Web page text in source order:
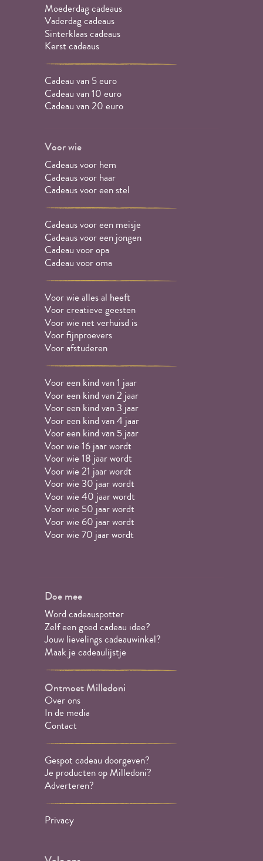
Moederdag cadeaus
Vaderdag cadeaus
Sinterklaas cadeaus
Kerst cadeaus
Cadeau van 5 euro
Cadeau van 10 euro
Cadeau van 20 euro
Voor wie
Cadeaus voor hem
Cadeaus voor haar
Cadeaus voor een stel
Cadeaus voor een meisje
Cadeaus voor een jongen
Cadeau voor opa
Cadeau voor oma
Voor wie alles al heeft
Voor creatieve geesten
Voor wie net verhuisd is
Voor fijnproevers
Voor afstuderen
Voor een kind van 1 jaar
Voor een kind van 2 jaar
Voor een kind van 3 jaar
Voor een kind van 4 jaar
Voor een kind van 5 jaar
Voor wie 16 jaar wordt
Voor wie 18 jaar wordt
Voor wie 21 jaar wordt
Voor wie 30 jaar wordt
Voor wie 40 jaar wordt
Voor wie 50 jaar wordt
Voor wie 60 jaar wordt
Voor wie 70 jaar wordt
Doe mee
Word cadeauspotter
Zelf een goed cadeau idee?
Jouw lievelings cadeauwinkel?
Maak je cadeaulijstje
Ontmoet Milledoni
Over ons
In de media
Contact
Gespot cadeau doorgeven?
Je producten op Milledoni?
Adverteren?
Privacy